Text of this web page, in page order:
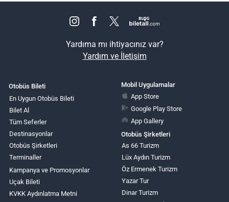
Yardıma mı ihtiyacınız var?
Yardım ve İletişim
Otobüs Bileti
En Uygun Otobüs Bileti
Bilet Al
Tüm Seferler
Destinasyonlar
Otobüs Şirketleri
Terminaller
Kampanya ve Promosyonlar
Uçak Bileti
KVKK Aydınlatma Metni
Mobil Uygulamalar
App Store
Google Play Store
App Gallery
Otobüs Şirketleri
As 66 Turizm
Lüx Aydın Turizm
Öz Ermenek Turizm
Yazar Tur
Dinar Turizm